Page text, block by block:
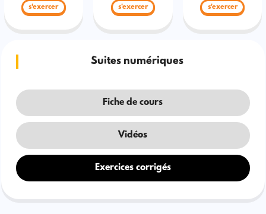
s'exercer s'exercer s'exercer
Suites numériques
Fiche de cours
Vidéos
Exercices corrigés